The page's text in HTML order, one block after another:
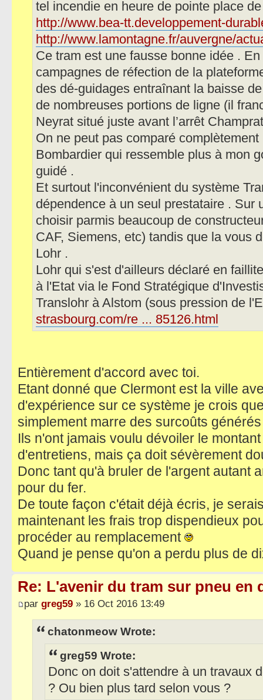
tel incendie en heure de pointe place
http://www.bea-tt.developpement-
http://www.lamontagne.fr/auvergne/
Ce tram est une fausse bonne idée .
campagnes de réfection de la
des dé-guidages entraînant la baisse
de nombreuses portions de ligne (il
Neyrat situé juste avant l’arrêt
On ne peut pas comparé
Bombardier qui ressemble plus à mon
guidé .
Et surtout l'inconvénient du système
dépendence à un seul prestataire . Sur
choisir parmis beaucoup de
CAF, Siemens, etc) tandis que la vous
Lohr .
Lohr qui s'est d'ailleurs déclaré en
à l'Etat via le Fond Stratégique
Translohr à Alstom (sous pression de
strasbourg.com/re ... 85126.html
Entièrement d'accord avec toi.
Etant donné que Clermont est la ville
d'expérience sur ce système je crois
simplement marre des surcoûts
Ils n'ont jamais voulu dévoiler le
d'entretiens, mais ça doit sévèrement
Donc tant qu'à bruler de l'argent autant
pour du fer.
De toute façon c'était déjà écris, je
maintenant les frais trop dispendieux
procéder au remplacement
Quand je pense qu'on a perdu plus de
Re: L'avenir du tram sur pneu en
par greg59 » 16 Oct 2016 13:49
chatonmeow Wrote:
greg59 Wrote:
Donc on doit s'attendre à un travaux
? Ou bien plus tard selon vous ?